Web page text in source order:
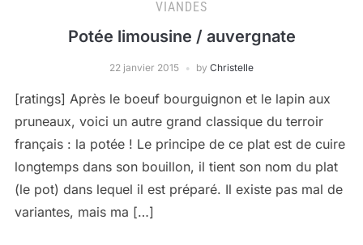
VIANDES
Potée limousine / auvergnate
22 janvier 2015 by Christelle
[ratings] Après le boeuf bourguignon et le lapin aux
pruneaux, voici un autre grand classique du terroir
français : la potée ! Le principe de ce plat est de cuire
longtemps dans son bouillon, il tient son nom du plat
(le pot) dans lequel il est préparé. Il existe pas mal de
variantes, mais ma […]